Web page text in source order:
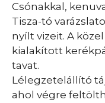
Csónakkal,
Tisza-tó
nyílt vizeit. A
kialakított
tavat.
Lélegzetelállító
ahol végre